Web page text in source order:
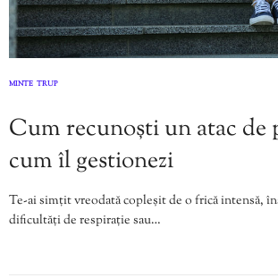
MINTE TRUP
Cum recunoști un atac de
cum îl gestionezi
Te-ai simțit vreodată copleșit de o frică intensă,
dificultăți de respirație sau…